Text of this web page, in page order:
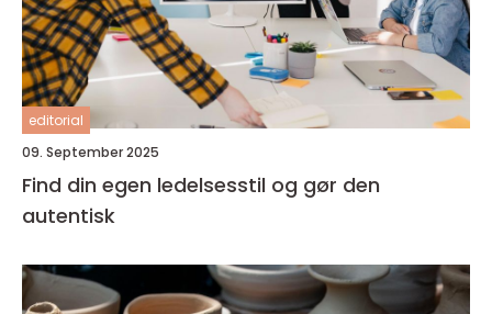
editorial
09. September 2025
Find din egen ledelsesstil og gør den
autentisk